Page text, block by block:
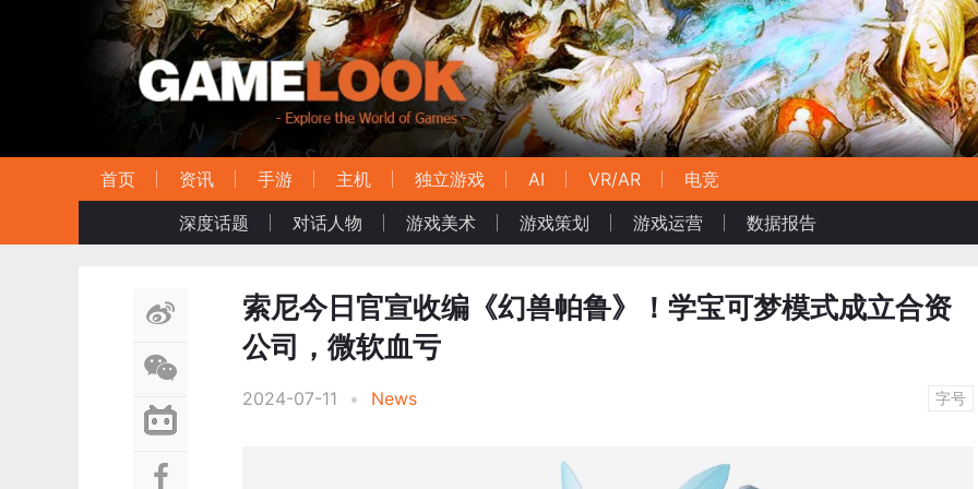
首页 资讯 手游 主机 独立游戏 AI VR/AR
电竞
深度话题
对话人物 游戏美术 游戏策划 游戏运营 数据报告
索尼今日官宣收编《幻兽帕鲁》！学宝可梦模式成立合资
公司，微软血亏
2024-07-11 • News 字号